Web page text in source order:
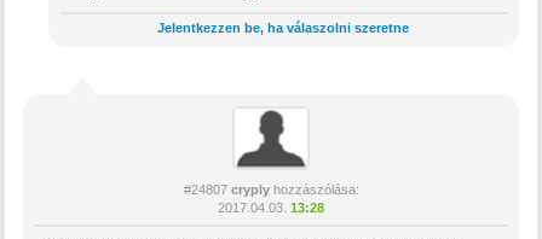
Jelentkezzen be, ha válaszolni szeretne
#24807 cryplyhozzászólása:
2017.04.03. 13:28